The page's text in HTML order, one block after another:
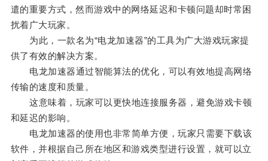
遣的重要方式，然而游戏中的网络延迟和卡顿问题却时常困
扰着广大玩家。
为此，一款名为“电龙加速器”的工具为广大游戏玩家提
供了有效的解决方案。
电龙加速器通过智能算法的优化，可以有效地提高网络
传输的速度和质量。
这意味着，玩家可以更快地连接服务器，避免游戏卡顿
和延迟的影响。
电龙加速器的使用也非常简单方便，玩家只需要下载该
软件，并根据自己所在地区和游戏类型进行设置，就可以立